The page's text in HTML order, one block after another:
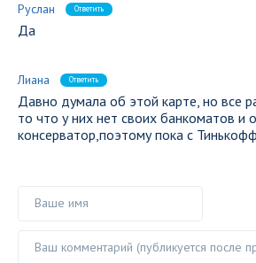
Руслан Ответить
Да
Лиана Ответить
Давно думала об этой карте, но все
то что у них нет своих банкоматов и
консерватор,поэтому пока с